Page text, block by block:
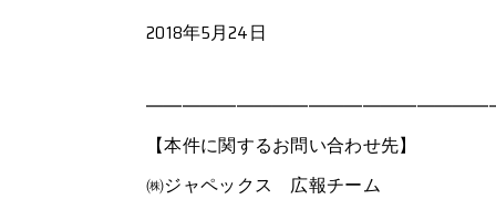
2018年5月24日
【本件に関するお問い合わせ先】
㈱ジャペックス 広報チーム